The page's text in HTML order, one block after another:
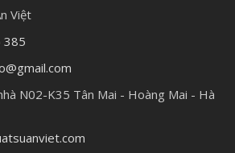
Việt
385
N02-K35 Tân Mai - Hoàng Mai - Hà